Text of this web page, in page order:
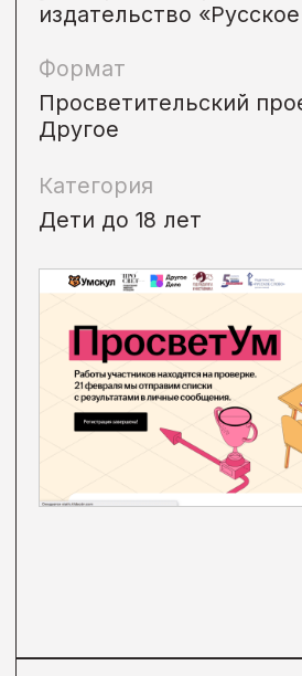
Цель проекта:повышение уровня
финансовой грамотности.
Узнаете уровень своей финансовой
инвестировать, платить налоги,
управлять личными финансами
и обеспечивать безопасность
Онлайн-курс
Категория
Родители,
Инвалиды в возрасте 18+,
Пенсионеры и
предпенсионеры,
Женское население,
Другое